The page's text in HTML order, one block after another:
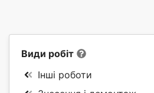
Види робіт
Інші роботи